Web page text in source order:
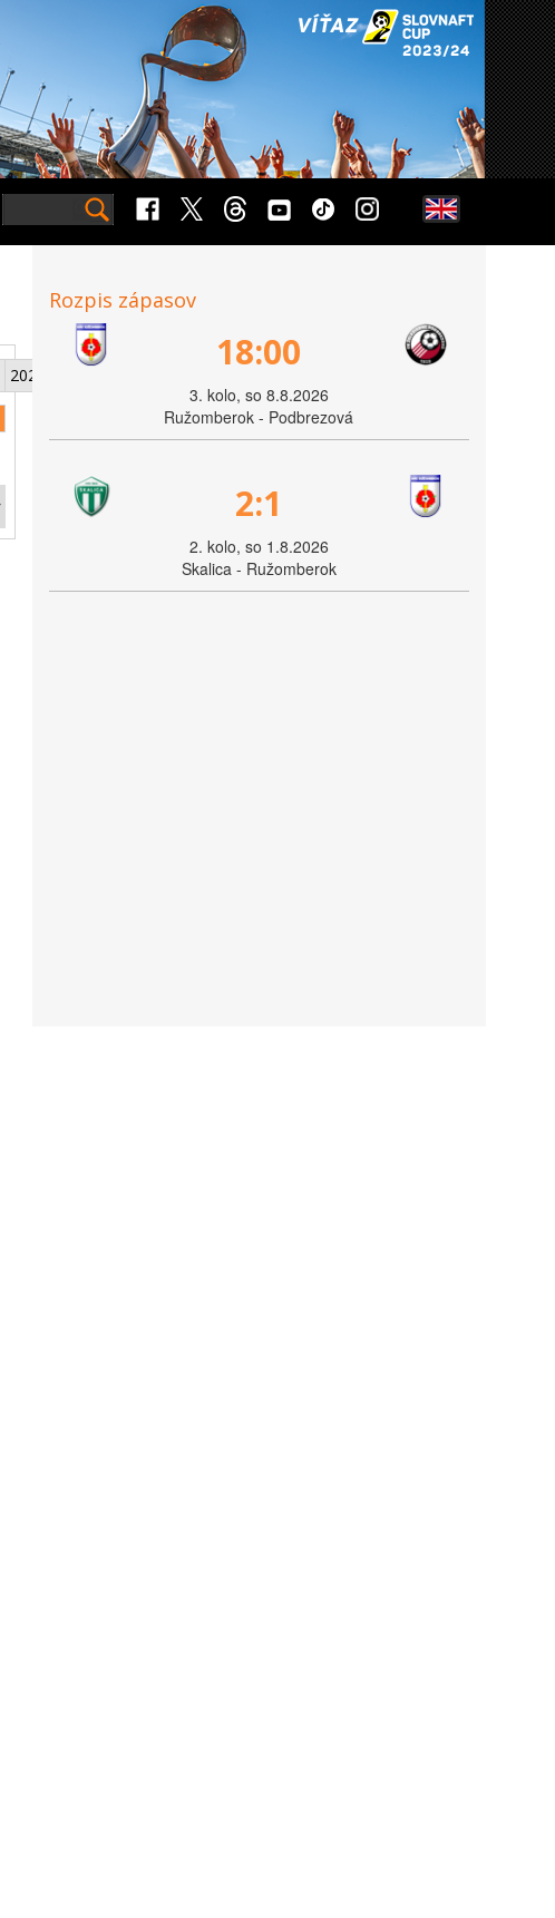
2026
Rozpis zápasov
18:00
3. kolo, so 8.8.2026
Ružomberok - Podbrezová
2:1
2. kolo, so 1.8.2026
Skalica - Ružomberok